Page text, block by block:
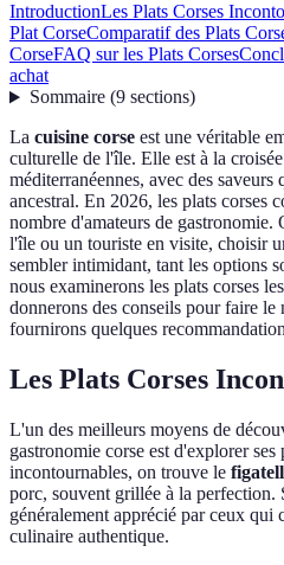
IntroductionLes Plats Corses
Plat CorseComparatif des Plats
CorseFAQ sur les Plats Corses
achat
Sommaire(9 sections)
La cuisine corse est une véritable
culturelle de l'île. Elle est à la
méditerranéennes, avec des
ancestral. En 2026, les plats corses
nombre d'amateurs de gastronomie.
l'île ou un touriste en visite, choisir
sembler intimidant, tant les options
nous examinerons les plats corses
donnerons des conseils pour faire
fournirons quelques
Les Plats Corses
L'un des meilleurs moyens de
gastronomie corse est d'explorer
incontournables, on trouve le
porc, souvent grillée à la perfection.
généralement apprécié par ceux qui
culinaire authentique.